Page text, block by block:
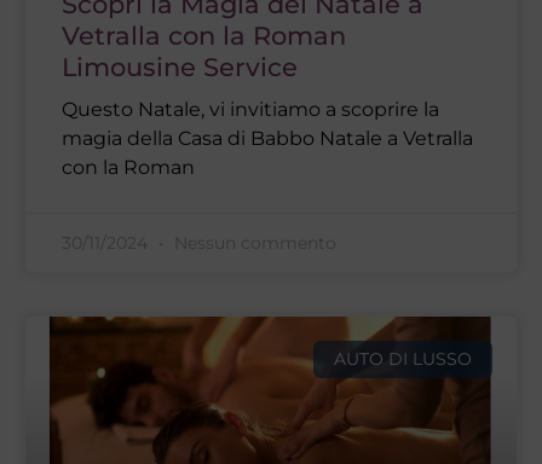
Vetralla con la Roman
Limousine Service
Questo Natale, vi invitiamo a scoprire la
magia della Casa di Babbo Natale a Vetralla
con la Roman
30/11/2024 Nessun commento
AUTO DI LUSSO